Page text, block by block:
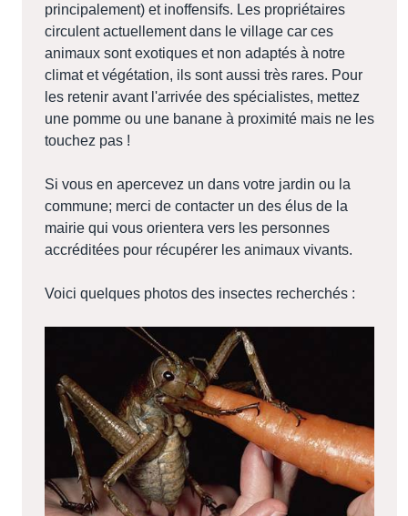
principalement) et inoffensifs. Les propriétaires
circulent actuellement dans le village car ces
animaux sont exotiques et non adaptés à notre
climat et végétation, ils sont aussi très rares. Pour
les retenir avant l'arrivée des spécialistes, mettez
une pomme ou une banane à proximité mais ne les
touchez pas !
Si vous en apercevez un dans votre jardin ou la
commune; merci de contacter un des élus de la
mairie qui vous orientera vers les personnes
accréditées pour récupérer les animaux vivants.
Voici quelques photos des insectes recherchés :